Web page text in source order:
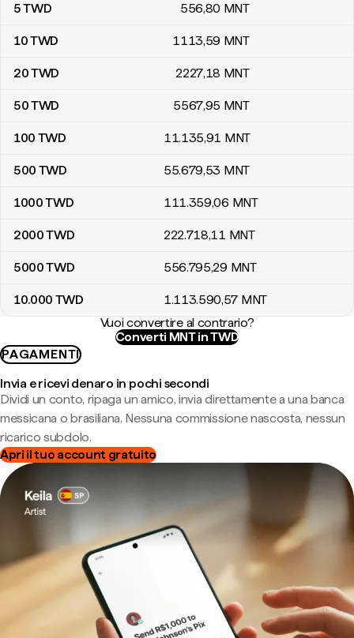
5TWD 556,80 MNT
10TWD 1113,59 MNT
20TWD 2227,18 MNT
50TWD 5567,95 MNT
100 TWD 11.135,91 MNT
500 TWD 55.679,53 MNT
1000TWD 111.359,06 MNT
2000TWD 222.718,11 MNT
5000TWD 556.795,29 MNT
10.000 TWD 1.113.590,57 MNT
Vuoi convertire al contrario?
Converti MNT in TWD
PAGAMENTI
Invia e ricevi denaro in pochi secondi
Dividi un conto, ripaga un amico, invia direttamente a una banca
messicana o brasiliana. Nessuna commissione nascosta, nessun
ricarico subdolo.
Apri il tuo account gratuito